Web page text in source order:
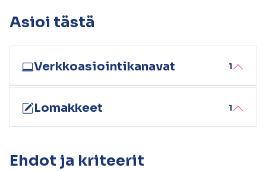
Asioi tästä
Verkkoasiointikanavat 1
Lomakkeet 1
Ehdot ja kriteerit